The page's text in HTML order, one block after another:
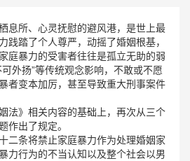
息所、心灵抚慰的避风港，是世上最
践踏了个人尊严，动摇了婚姻根基，
庭暴力的受害者往往是孤立无助的弱
外扬”等传统观念影响，不敢或不愿
者变本加厉，甚至导致重大刑事案件
法》相关内容的基础上，再次从三个
作出了规定。
二条将禁止家庭暴力作为处理婚姻家
力行为的不当认知以及整个社会以男